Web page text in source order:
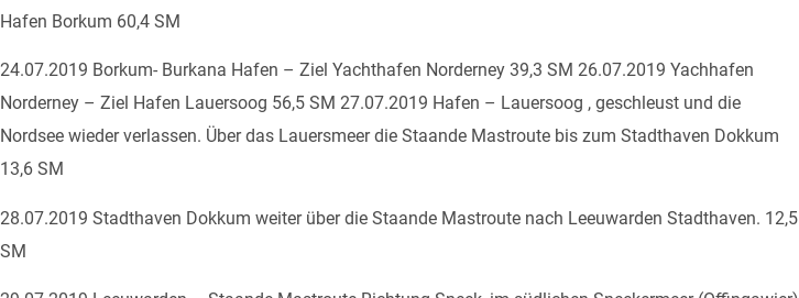
Hafen Borkum 60,4 SM
24.07.2019 Borkum- Burkana Hafen – Ziel Yachthafen Norderney 39,3 SM 26.07.2019 Yachhafen
Norderney – Ziel Hafen Lauersoog 56,5 SM 27.07.2019 Hafen – Lauersoog , geschleust und die
Nordsee wieder verlassen. Über das Lauersmeer die Staande Mastroute bis zum Stadthaven Dokkum
13,6 SM
28.07.2019 Stadthaven Dokkum weiter über die Staande Mastroute nach Leeuwarden Stadthaven. 12,5
SM